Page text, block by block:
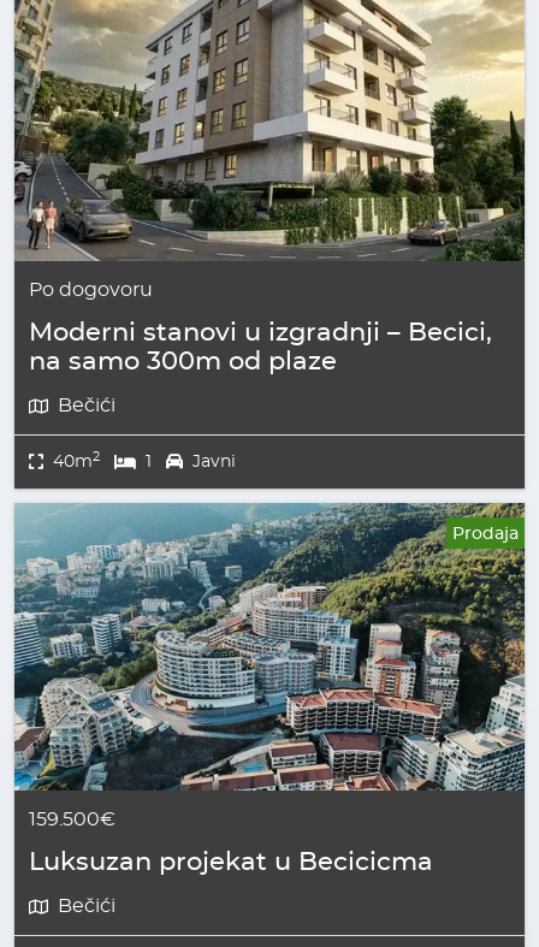
Po dogovoru
Moderni stanovi u izgradnji – Becici,
na samo 300m od plaze
Bečići
40m2 1 Javni
Prodaja
159.500€
Luksuzan projekat u Becicicma
Bečići